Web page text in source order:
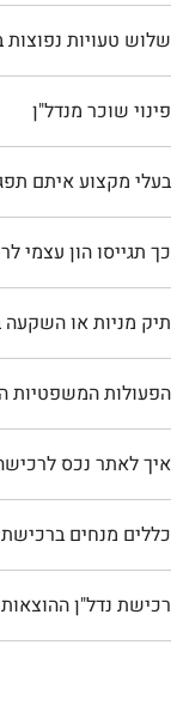
שלוש טעויות נפוצות
פינוי שוכר מנדל"ן
בעלי מקצוע איתם
כך תגייסו הון עצמי
תיק מניות או השקעה
הפעולות המשפטיות
איך לאתר נכס
כללים מנחים ברכישת
רכישת נדל"ן